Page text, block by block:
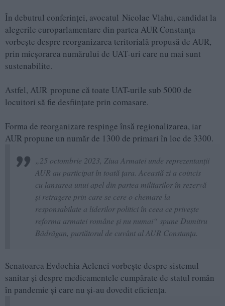
În debutrul conferinței, avocatul Nicolae Vlahu, candidat la
alegerile europarlamentare din partea AUR Constanța
vorbește despre reorganizarea teritorială propusă de AUR,
prin micșorarea numărului de UAT-uri care nu mai sunt
sustenabilite.
Astfel, AUR propune că toate UAT-urile sub 5000 de
locuitori să fie desființate prin comasare.
Forma de reorganizare respinge însă regionalizarea, iar
AUR propune un număr de 1300 de primari în loc de 3300.
„25 octombrie 2023, Ziua Armatei unde reprezentanții
AUR au participat în toată țara. Această zi a coincis
cu lansarea unui apel din partea militarilor în rezervă
și retragere prin care se cere o chemare la
responsabilate a liderilor politici în ceea ce privește
reforma armatei române și nu numai“ spune Dumitru
Bădrăgan, purtătorul de cuvânt al AUR Constanța.
Senatoarea Evdochia Aelenei vorbește despre sistemul
sanitar și despre medicamentele cumpărate de statul român
în pandemie și care nu și-au dovedit eficiența.